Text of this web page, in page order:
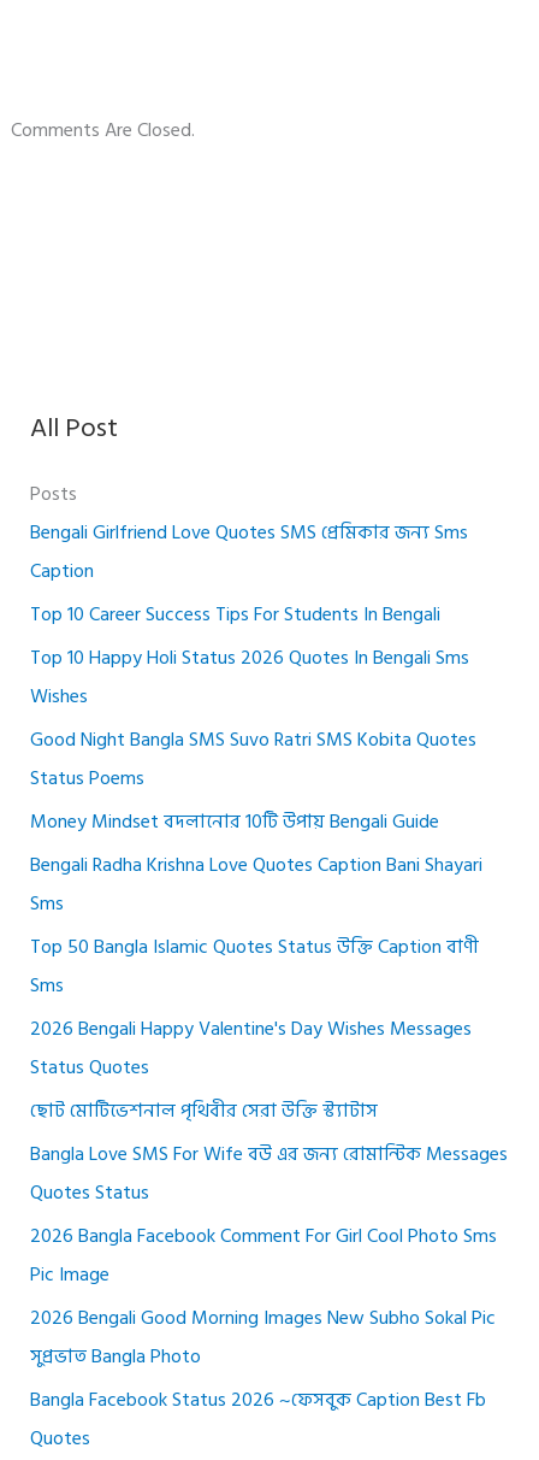
Comments Are Closed.
All Post
Posts
Bengali Girlfriend Love Quotes SMS প্রেমিকার জন্য Sms
Caption
Top 10 Career Success Tips For Students In Bengali
Top 10 Happy Holi Status 2026 Quotes In Bengali Sms
Wishes
Good Night Bangla SMS Suvo Ratri SMS Kobita Quotes
Status Poems
Money Mindset বদলানোর 10টি উপায় Bengali Guide
Bengali Radha Krishna Love Quotes Caption Bani Shayari
Sms
Top 50 Bangla Islamic Quotes Status উক্তি Caption বাণী
Sms
2026 Bengali Happy Valentine's Day Wishes Messages
Status Quotes
ছোট মোটিভেশনাল পৃথিবীর সেরা উক্তি স্ট্যাটাস
Bangla Love SMS For Wife বউ এর জন্য রোমান্টিক Messages
Quotes Status
2026 Bangla Facebook Comment For Girl Cool Photo Sms
Pic Image
2026 Bengali Good Morning Images New Subho Sokal Pic
সুপ্রভাত Bangla Photo
Bangla Facebook Status 2026 ~ফেসবুক Caption Best Fb
Quotes